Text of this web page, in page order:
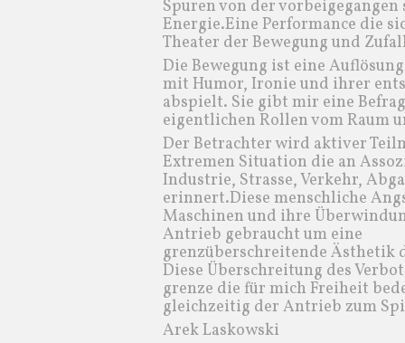
Spuren von der
Energie.Eine Performance die
Theater der Bewegung und
Die Bewegung ist eine
mit Humor, Ironie und ihrer
abspielt. Sie gibt mir eine
eigentlichen Rollen vom Raum
Der Betrachter wird aktiver
Extremen Situation die an
Industrie, Strasse, Verkehr,
erinnert.Diese menschliche
Maschinen und ihre
Antrieb gebraucht um eine
grenzüberschreitende Ästhetik
Diese Überschreitung des
grenze die für mich Freiheit
gleichzeitig der Antrieb zum
Arek Laskowski